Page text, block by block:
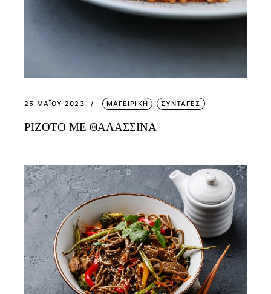
25 ΜΑΪ́ΟΥ 2023 ΜΑΓΕΙΡΙΚΗ ΣΥΝΤΑΓΕΣ
ΡΙΖΟΤΟ ΜΕ ΘΑΛΑΣΣΙΝΑ